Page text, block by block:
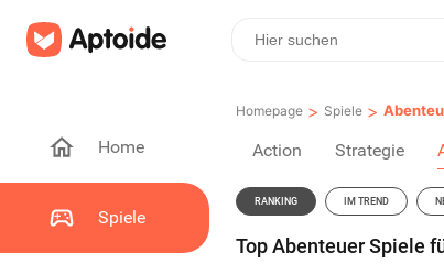
Home
Spiele
Homepage > Spiele >
Action Strategie
RANKING IM TREND
Top Abenteuer Spiele